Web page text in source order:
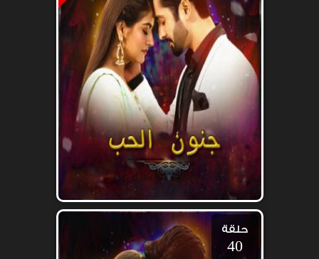
حلقة
40